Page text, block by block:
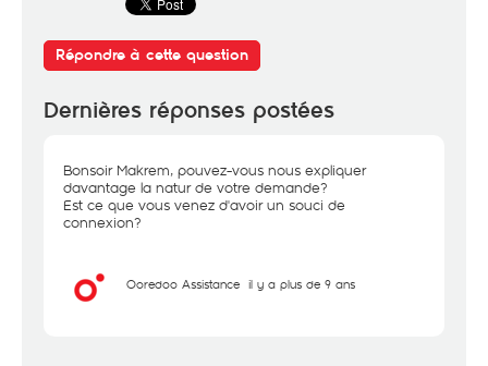
Répondre à cette question
Dernières réponses postées
Bonsoir Makrem, pouvez-vous nous expliquer
davantage la natur de votre demande?
Est ce que vous venez d'avoir un souci de
connexion?
Ooredoo Assistance il y a plus de 9 ans